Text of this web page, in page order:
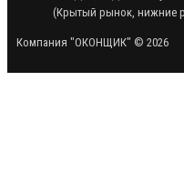
(Крытый рынок, нижние
Компания "ОКОНЩИК" © 2026